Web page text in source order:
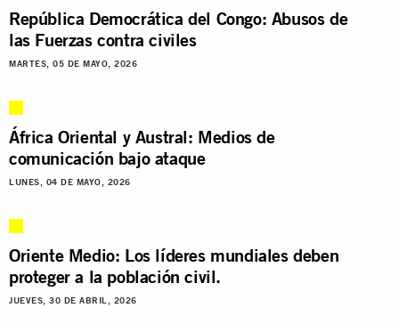
República Democrática del Congo: Abusos de
las Fuerzas contra civiles
MARTES, 05 DE MAYO, 2026
África Oriental y Austral: Medios de
comunicación bajo ataque
LUNES, 04 DE MAYO, 2026
Oriente Medio: Los líderes mundiales deben
proteger a la población civil.
JUEVES, 30 DE ABRIL, 2026